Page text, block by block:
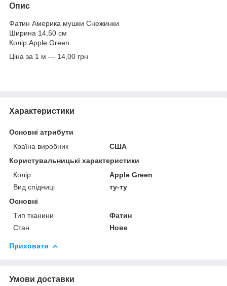
Опис
Фатин Америка мушки Снежинки
Ширина 14,50 см
Колір Apple Green
Ціна за 1 м — 14,00 грн
Характеристики
Основні атрибути
Країна виробник
США
Користувальницькі характеристики
Колір
Apple Green
Вид спідниці
ту-ту
Основні
Тип тканини
Фатин
Стан
Нове
Приховати
Умови доставки